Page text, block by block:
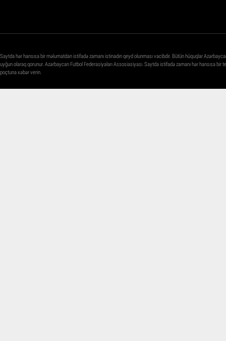
Saytda hər hansısa bir məlumatdan istifadə zamanı istinadın qeyd olunması vacibdir. Bütün hüquqlar
uyğun olaraq qorunur. Azərbaycan Futbol Federasiyaları Assosiasiyası. Saytda istifadə zamanı hər hansısa
poçtuna xəbər verin.